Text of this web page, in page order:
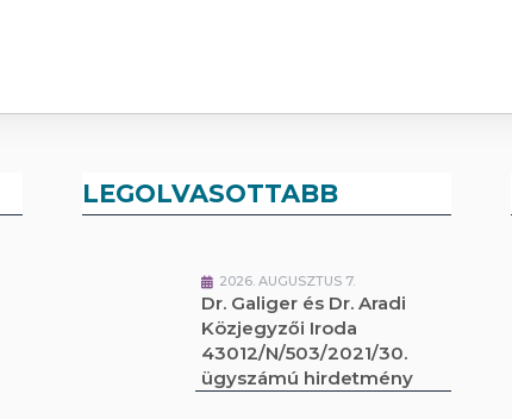
LEGOLVASOTTABB
2026. AUGUSZTUS 7.
Dr. Galiger és Dr. Aradi
Közjegyzői Iroda
43012/N/503/2021/30.
ügyszámú hirdetmény